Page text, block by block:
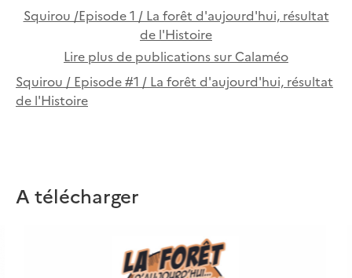
Squirou /Episode 1 / La forêt d'aujourd'hui, résultat
de l'Histoire
Lire plus de publications sur Calaméo
Squirou / Episode #1 / La forêt d'aujourd'hui, résultat
de l'Histoire
A télécharger